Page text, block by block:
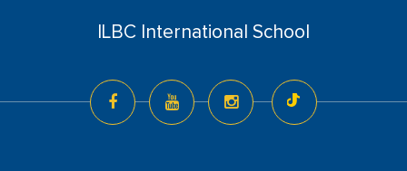
ILBC International School